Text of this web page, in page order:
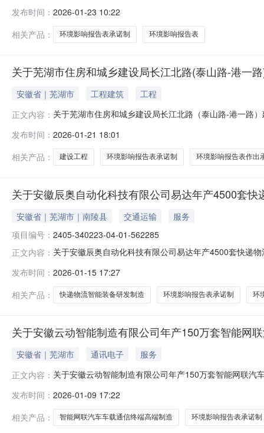
按行政许可相关法律法规和芜湖市政务服务中心管理有
2963069地址：芜湖市市民服务中心
发布时间： 2026-01-23 10:22
相关产品：
环境影响报告表承诺制 环境影响报告表
关于芜湖市住房和城乡建设局长江北路(泰山路-港一
安徽省｜芜湖市 工程建筑
工程
正文内容： 关于芜湖市住房和城乡建设局长江北路（泰山路-港一路
相关法律法规和芜湖市政务服务中心管理有关规定执行
芜湖市市民服务中心六楼环保窗
发布时间： 2026-01-21 18:01
相关产品：
建设工程 环境影响报告表承诺制 环境影响报告表作出
关于安徽辰奥自动化科技有限公司易达年产4500套
安徽省｜芜湖市｜南陵县 交通运输
服务
项目编号： 2405-340223-04-01-562285
正文内容： 关于安徽辰奥自动化科技有限公司易达年产4500套快递
个工作日。公示期按行政许可相关法律法规执行。若对
地址：南陵县市民中心二
发布时间： 2026-01-15 17:27
相关产品：
快递物流智能装备研发制造 环境影响报告表承诺制 环
关于安徽云动智能制造有限公司年产150万套智能网
安徽省｜芜湖市 通讯电子
服务
正文内容： 关于安徽云动智能制造有限公司年产150万套智能网联
作日。公示期按行政许可相关法律法规和芜湖市政务服
话：0553-2963069地址：芜
发布时间： 2026-01-09 17:22
相关产品：
智能网联汽车车载通信终端高端制造 环境影响报告表承诺制